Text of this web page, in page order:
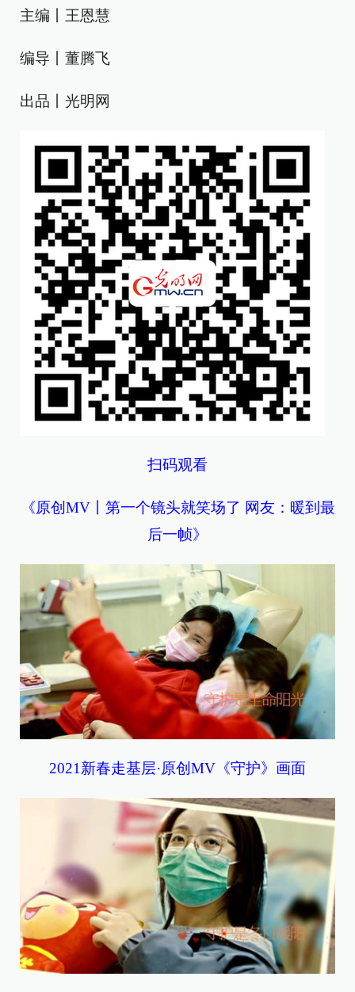
主编丨王恩慧
编导丨董腾飞
出品丨光明网
扫码观看
《原创MV丨第一个镜头就笑场了 网友：暖到最
后一帧》
2021新春走基层·原创MV《守护》画面